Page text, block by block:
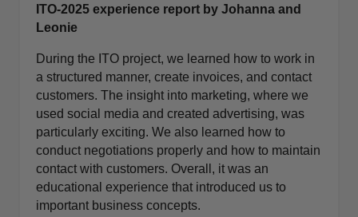
ITO-2025 experience report by Johanna and
Leonie
During the ITO project, we learned how to work in
a structured manner, create invoices, and contact
customers. The insight into marketing, where we
used social media and created advertising, was
particularly exciting. We also learned how to
conduct negotiations properly and how to maintain
contact with customers. Overall, it was an
educational experience that introduced us to
important business concepts.